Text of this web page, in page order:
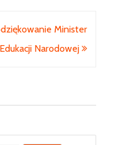
Minister
Edukacji Narodowej